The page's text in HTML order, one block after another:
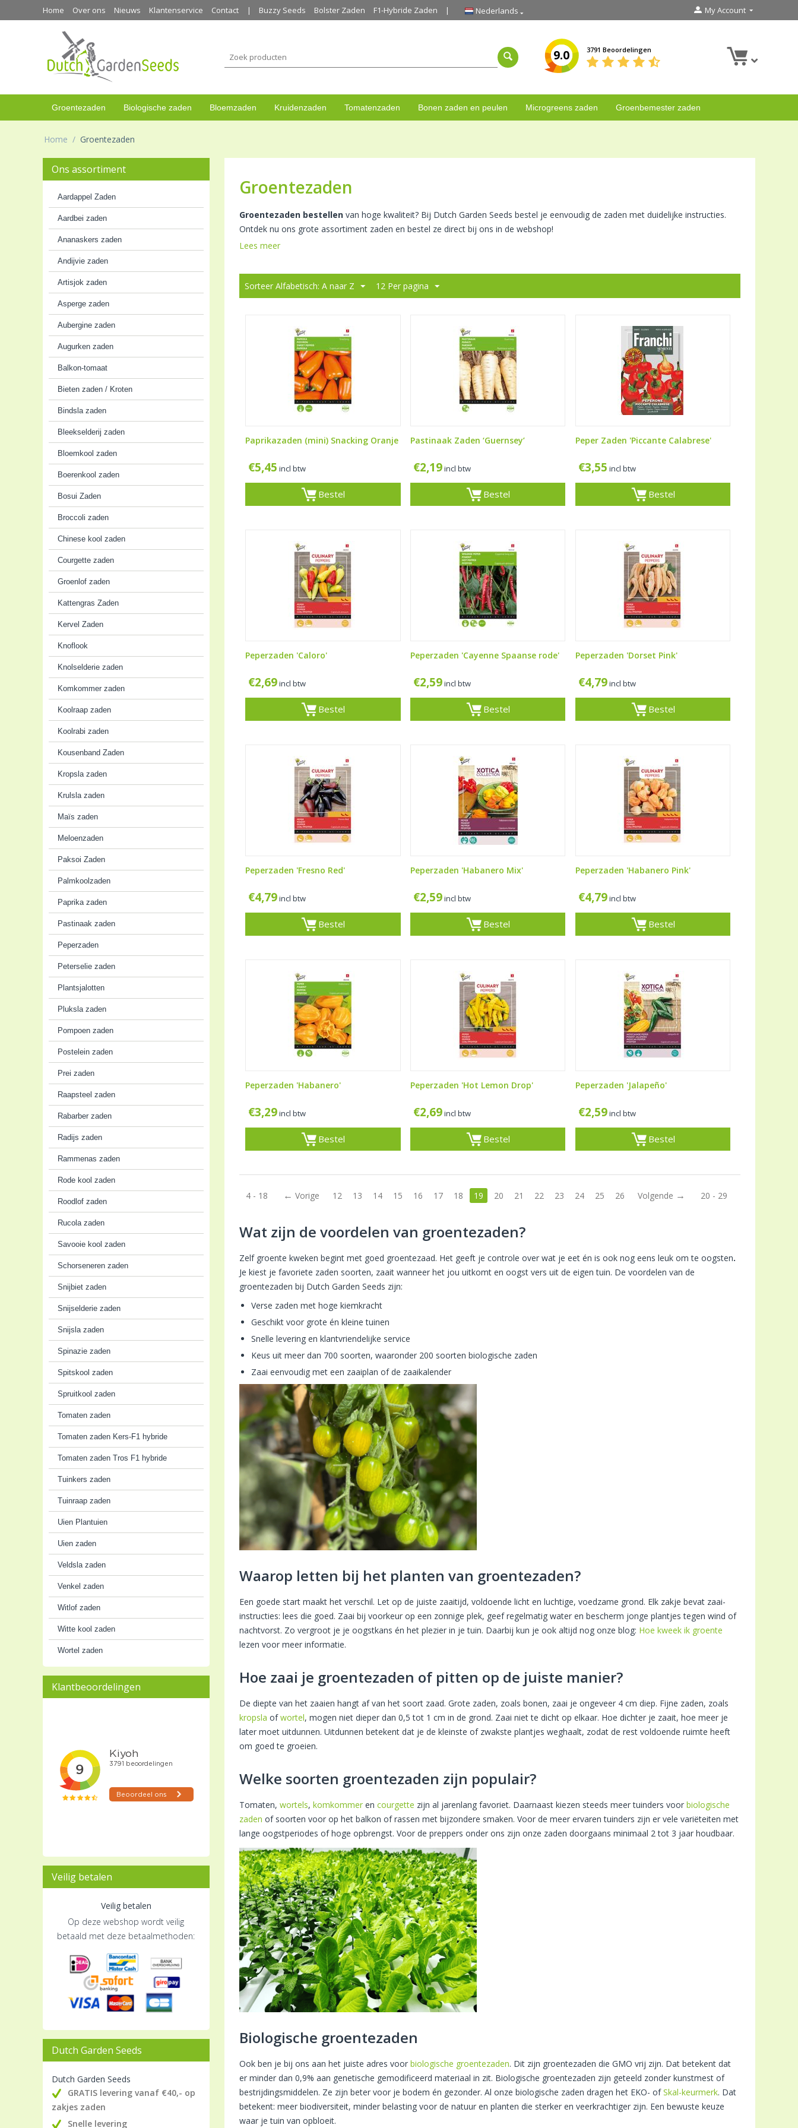
Home Over ons Nieuws Klantenservice Contact Buzzy Seeds Bolster Zaden F1-Hybride Zaden Nederlands My Account
9.0 3791 Beoordelingen
Groentezaden Biologische zaden Bloemzaden Kruidenzaden Tomatenzaden Bonen zaden en peulen Microgreens zaden Groenbemester zaden
Home / Groentezaden
Ons assortiment
Aardappel Zaden
Aardbei zaden
Ananaskers zaden
Andijvie zaden
Artisjok zaden
Asperge zaden
Aubergine zaden
Augurken zaden
Balkon-tomaat
Bieten zaden / Kroten
Bindsla zaden
Bleekselderij zaden
Bloemkool zaden
Boerenkool zaden
Bosui Zaden
Broccoli zaden
Chinese kool zaden
Courgette zaden
Groenlof zaden
Kattengras Zaden
Kervel Zaden
Knoflook
Knolselderie zaden
Komkommer zaden
Koolraap zaden
Koolrabi zaden
Kousenband Zaden
Kropsla zaden
Krulsla zaden
Maïs zaden
Meloenzaden
Paksoi Zaden
Palmkoolzaden
Paprika zaden
Pastinaak zaden
Peperzaden
Peterselie zaden
Plantsjalotten
Pluksla zaden
Pompoen zaden
Postelein zaden
Prei zaden
Raapsteel zaden
Rabarber zaden
Radijs zaden
Rammenas zaden
Rode kool zaden
Roodlof zaden
Rucola zaden
Savooie kool zaden
Schorseneren zaden
Snijbiet zaden
Snijselderie zaden
Snijsla zaden
Spinazie zaden
Spitskool zaden
Spruitkool zaden
Tomaten zaden
Tomaten zaden Kers-F1 hybride
Tomaten zaden Tros F1 hybride
Tuinkers zaden
Tuinraap zaden
Uien Plantuien
Uien zaden
Veldsla zaden
Venkel zaden
Witlof zaden
Witte kool zaden
Wortel zaden
Klantbeoordelingen
Veilig betalen
Veilig betalen
Op deze webshop wordt veilig
betaald met deze betaalmethoden:
Dutch Garden Seeds
Dutch Garden Seeds
GRATIS levering vanaf €40,- op
zakjes zaden
Snelle levering
Groentezaden
Groentezaden bestellen van hoge kwaliteit? Bij Dutch Garden Seeds bestel je eenvoudig de zaden met duidelijke instructies.
Ontdek nu ons grote assortiment zaden en bestel ze direct bij ons in de webshop!
Lees meer
Sorteer Alfabetisch: A naar Z 12 Per pagina
Paprikazaden (mini) Snacking Oranje
€5,45 incl btw
Bestel
Pastinaak Zaden ‘Guernsey’
€2,19incl btw
Bestel
Peper Zaden 'Piccante Calabrese'
€3,55 incl btw
Bestel
Peperzaden 'Caloro'
€2,69incl btw
Bestel
Peperzaden 'Cayenne Spaanse rode'
€2,59incl btw
Bestel
Peperzaden 'Dorset Pink'
€4,79incl btw
Bestel
Peperzaden 'Fresno Red'
€4,79incl btw
Bestel
Peperzaden 'Habanero Mix'
€2,59incl btw
Bestel
Peperzaden 'Habanero Pink'
€4,79incl btw
Bestel
Peperzaden 'Habanero'
€3,29incl btw
Bestel
Peperzaden 'Hot Lemon Drop'
€2,69incl btw
Bestel
Peperzaden 'Jalapeño'
€2,59incl btw
Bestel
4 - 18 Vorige 12 13 14 15 16 17 18 19 20 21 22 23 24 25 26 Volgende 20 - 29
Wat zijn de voordelen van groentezaden?
Zelf groente kweken begint met goed groentezaad. Het geeft je controle over wat je eet én is ook nog eens leuk om te oogsten.
Je kiest je favoriete zaden soorten, zaait wanneer het jou uitkomt en oogst vers uit de eigen tuin. De voordelen van de
groentezaden bij Dutch Garden Seeds zijn:
Verse zaden met hoge kiemkracht
Geschikt voor grote én kleine tuinen
Snelle levering en klantvriendelijke service
Keus uit meer dan 700 soorten, waaronder 200 soorten biologische zaden
Zaai eenvoudig met een zaaiplan of de zaaikalender
Waarop letten bij het planten van groentezaden?
Een goede start maakt het verschil. Let op de juiste zaaitijd, voldoende licht en luchtige, voedzame grond. Elk zakje bevat zaai-
instructies: lees die goed. Zaai bij voorkeur op een zonnige plek, geef regelmatig water en bescherm jonge plantjes tegen wind of
nachtvorst. Zo vergroot je je oogstkans én het plezier in je tuin. Daarbij kun je ook altijd nog onze blog: Hoe kweek ik groente
lezen voor meer informatie.
Hoe zaai je groentezaden of pitten op de juiste manier?
De diepte van het zaaien hangt af van het soort zaad. Grote zaden, zoals bonen, zaai je ongeveer 4 cm diep. Fijne zaden, zoals
kropsla ofwortel, mogen niet dieper dan 0,5 tot 1 cm in de grond. Zaai niet te dicht op elkaar. Hoe dichter je zaait, hoe meer je
later moet uitdunnen. Uitdunnen betekent dat je de kleinste of zwakste plantjes weghaalt, zodat de rest voldoende ruimte heeft
om goed te groeien.
Welke soorten groentezaden zijn populair?
Tomaten,wortels,komkommer encourgette zijn al jarenlang favoriet. Daarnaast kiezen steeds meer tuinders voorbiologische
zaden of soorten voor op het balkon of rassen met bijzondere smaken. Voor de meer ervaren tuinders zijn er vele variëteiten met
lange oogstperiodes of hoge opbrengst. Voor de preppers onder ons zijn onze zaden doorgaans minimaal 2 tot 3 jaar houdbaar.
Biologische groentezaden
Ook ben je bij ons aan het juiste adres voorbiologische groentezaden. Dit zijn groentezaden die GMO vrij zijn. Dat betekent dat
er minder dan 0,9% aan genetische gemodificeerd materiaal in zit. Biologische groentezaden zijn geteeld zonder kunstmest of
bestrijdingsmiddelen. Ze zijn beter voor je bodem én gezonder. Al onze biologische zaden dragen het EKO- ofSkal-keurmerk. Dat
betekent: meer biodiversiteit, minder belasting voor de natuur en planten die sterker en veerkrachtiger zijn. Een bewuste keuze
waar je tuin van opbloeit.